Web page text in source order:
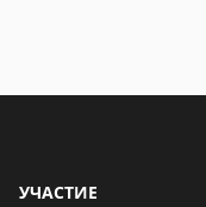
УЧАСТИЕ